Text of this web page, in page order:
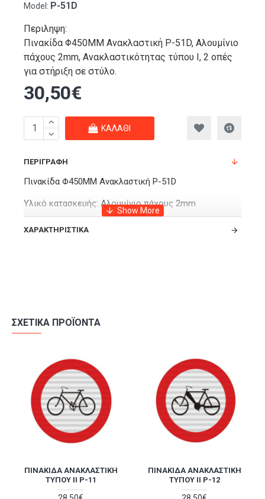
Model: P-51D
Περιληψη:
Πινακίδα Φ450ΜΜ Ανακλαστική P-51D, Αλουμίνιο
πάχους 2mm, Ανακλαστικότητας τύπου Ι, 2 οπές
για στήριξη σε στύλο.
30,50€
ΚΑΛΆΘΙ
ΠΕΡΙΓΡΑΦΉ
Πινακίδα Φ450ΜΜ Ανακλαστική P-51D
Υλικό κατασκευής: Αλουμίνιο πάχους 2mm
Ανακλαστικότητας τύπου Ι
ΧΑΡΑΚΤΗΡΙΣΤΙΚΆ
ΣΧΕΤΙΚΆ ΠΡΟΪΌΝΤΑ
ΠΙΝΑΚΊΔΑ ΑΝΑΚΛΑΣΤΙΚΉ
ΤΎΠΟΥ II P-11
ΠΙΝΑΚΊΔΑ ΑΝΑΚΛΑΣΤΙΚΉ
ΤΎΠΟΥ II P-12